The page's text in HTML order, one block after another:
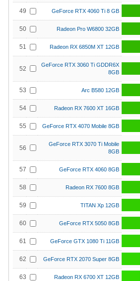
49 GeForce RTX 4060 Ti 8 GB
50 Radeon Pro W6800 32GB
51 Radeon RX 6850M XT 12GB
52
GeForce RTX 3060 Ti GDDR6X
8GB
53 Arc B580 12GB
54 Radeon RX 7600 XT 16GB
55 GeForce RTX 4070 Mobile 8GB
56
GeForce RTX 3070 Ti Mobile
8GB
57 GeForce RTX 4060 8GB
58 Radeon RX 7600 8GB
59 TITAN Xp 12GB
60 GeForce RTX 5050 8GB
61 GeForce GTX 1080 Ti 11GB
62 GeForce RTX 2070 Super 8GB
63 Radeon RX 6700 XT 12GB